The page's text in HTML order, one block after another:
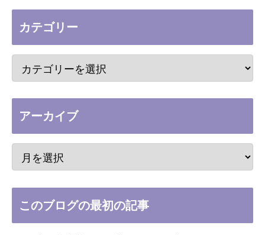
カテゴリー
アーカイブ
このブログの最初の記事